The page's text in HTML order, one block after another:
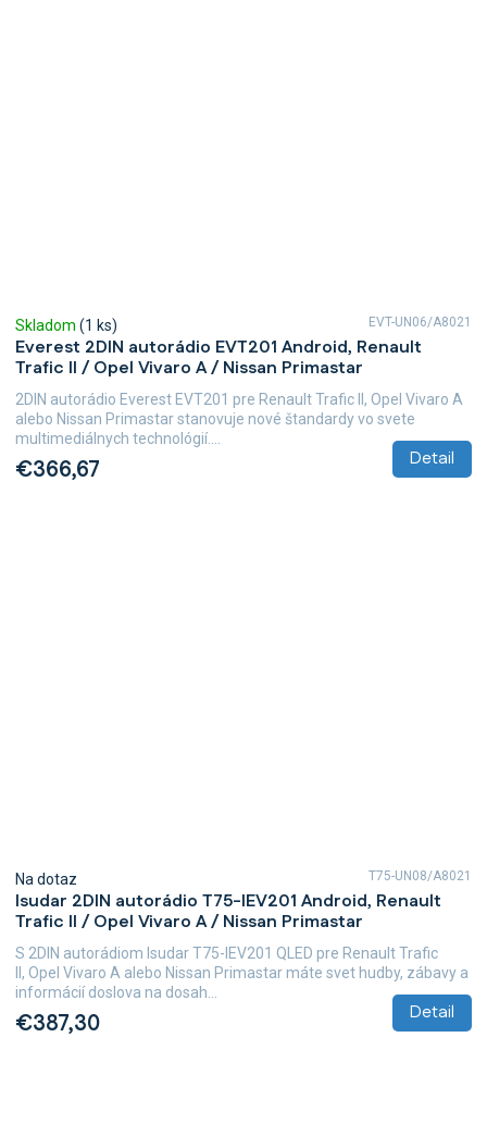
Everest 2DIN autorádio EVT201 Android, Renault
Trafic II / Opel Vivaro A / Nissan Primastar
Skladom (1 ks)
€366,67 Detail
2DIN autorádio Everest EVT201 pre Renault Trafic II, Opel Vivaro A
alebo Nissan Primastar stanovuje nové štandardy vo svete
multimediálnych technológií....
EVT-UN06/A8021
Isudar 2DIN autorádio T75-IEV201 Android, Renault
Trafic II / Opel Vivaro A / Nissan Primastar
Na dotaz
€387,30 Detail
S 2DIN autorádiom Isudar T75-IEV201 QLED pre Renault Trafic
II, Opel Vivaro A alebo Nissan Primastar máte svet hudby, zábavy a
informácií doslova na dosah...
T75-UN08/A8021